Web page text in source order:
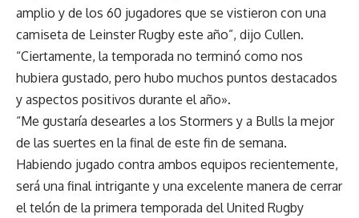
amplio y de los 60 jugadores que se vistieron con una
camiseta de Leinster Rugby este año”, dijo Cullen.
“Ciertamente, la temporada no terminó como nos
hubiera gustado, pero hubo muchos puntos destacados
y aspectos positivos durante el año».
“Me gustaría desearles a los Stormers y a Bulls la mejor
de las suertes en la final de este fin de semana.
Habiendo jugado contra ambos equipos recientemente,
será una final intrigante y una excelente manera de cerrar
el telón de la primera temporada del United Rugby